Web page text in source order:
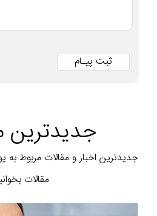
جدیدترین
جدیدترین اخبار و مقالات مربوط
مقالات